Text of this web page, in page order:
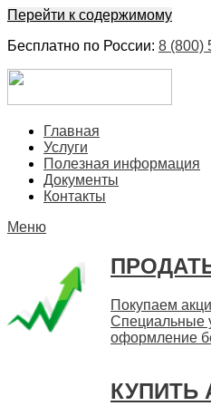
Перейти к содержимому
Бесплатно по России: 8 (800)
БыстроГлавная
Услуги
Полезная информация
Документы
Контакты
Меню
Покупаем
Специальные
оформление
КУПИТЬ